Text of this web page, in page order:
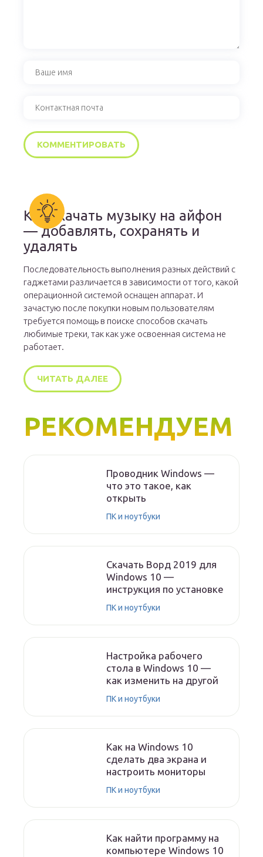
Как скачать музыку на айфон
— добавлять, сохранять и
удалять
Последовательность выполнения разных действий с
гаджетами различается в зависимости от того, какой
операционной системой оснащен аппарат. И
зачастую после покупки новым пользователям
требуется помощь в поиске способов скачать
любимые треки, так как уже освоенная система не
работает.
ЧИТАТЬ ДАЛЕЕ
РЕКОМЕНДУЕМ
Проводник Windows —
что это такое, как
открыть
ПК и ноутбуки
Скачать Ворд 2019 для
Windows 10 —
инструкция по установке
ПК и ноутбуки
Настройка рабочего
стола в Windows 10 —
как изменить на другой
ПК и ноутбуки
Как на Windows 10
сделать два экрана и
настроить мониторы
ПК и ноутбуки
Как найти программу на
компьютере Windows 10